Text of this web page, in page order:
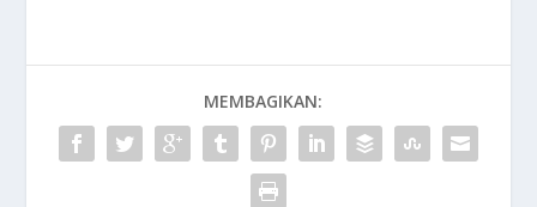
MEMBAGIKAN: